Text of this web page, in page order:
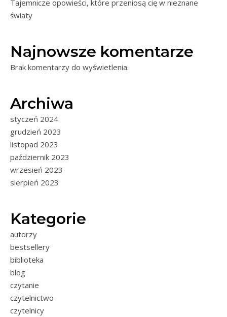
Tajemnicze opowieści, które przeniosą cię w nieznane
światy
Najnowsze komentarze
Brak komentarzy do wyświetlenia.
Archiwa
styczeń 2024
grudzień 2023
listopad 2023
październik 2023
wrzesień 2023
sierpień 2023
Kategorie
autorzy
bestsellery
biblioteka
blog
czytanie
czytelnictwo
czytelnicy